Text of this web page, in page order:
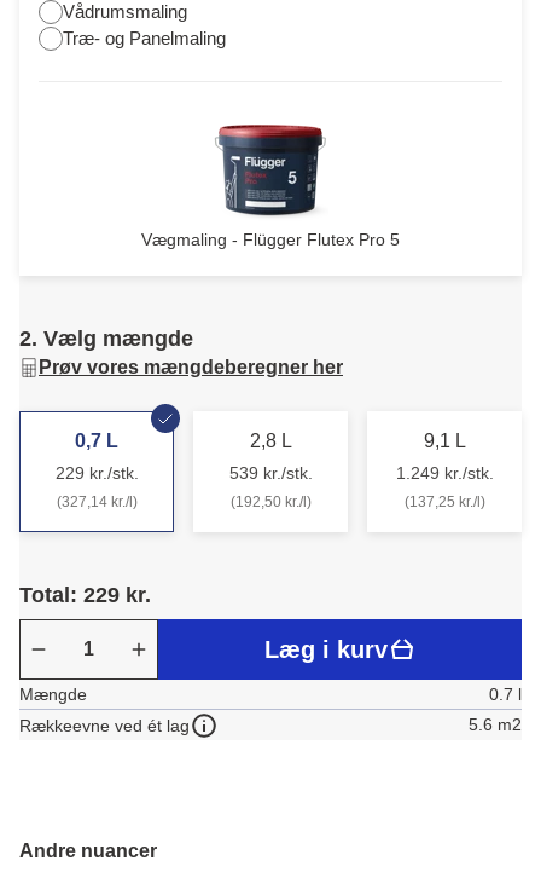
Vådrumsmaling
Træ- og Panelmaling
Vægmaling - Flügger Flutex Pro 5
2. Vælg mængde
Prøv vores mængdeberegner her
0,7 L
229 kr./stk.
(327,14 kr./l)
2,8 L
539 kr./stk.
(192,50 kr./l)
9,1 L
1.249 kr./stk.
(137,25 kr./l)
Total: 229 kr.
Læg i kurv
Mængde
0.7 l
Rækkeevne ved ét lag
5.6 m2
Andre nuancer